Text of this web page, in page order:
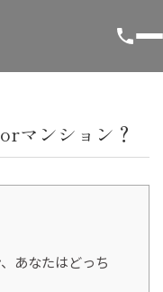
マンション？
あなたはどっち